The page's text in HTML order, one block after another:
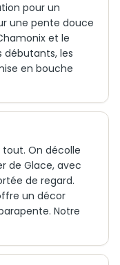
pour un
une pente douce
et le
débutants, les
en bouche
On décolle
de Glace, avec
de regard.
un décor
Notre